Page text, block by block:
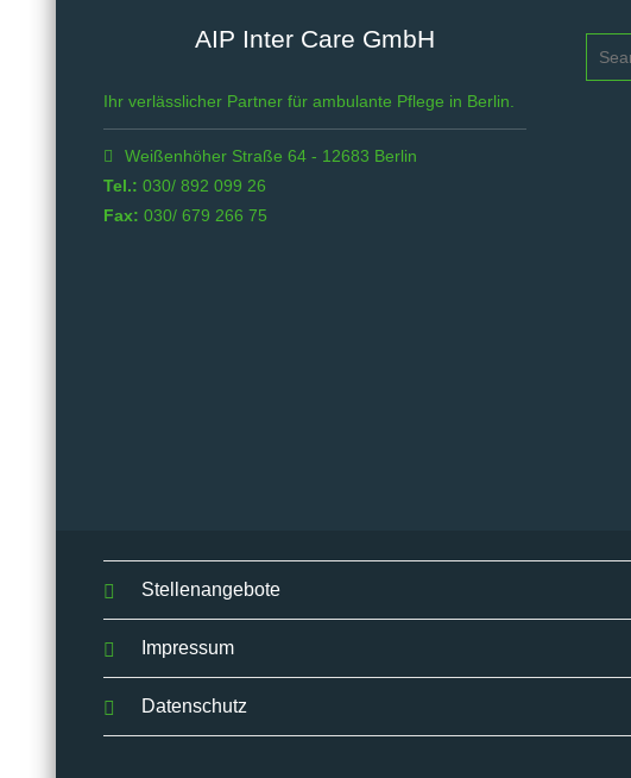
AIP Inter Care GmbH
Ihr verlässlicher Partner für ambulante Pflege in Berlin.
Weißenhöher Straße 64 - 12683 Berlin
Tel.: 030/ 892 099 26
Fax: 030/ 679 266 75
Stellenangebote
Impressum
Datenschutz